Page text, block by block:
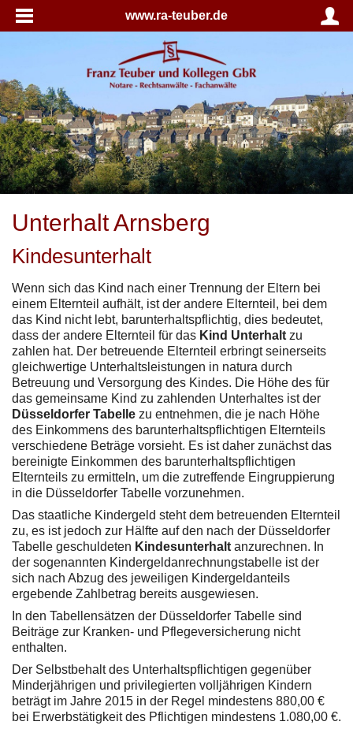
www.ra-teuber.de
Unterhalt Arnsberg
Kindesunterhalt
Wenn sich das Kind nach einer Trennung der Eltern bei
einem Elternteil aufhält, ist der andere Elternteil, bei dem
das Kind nicht lebt, barunterhaltspflichtig, dies bedeutet,
dass der andere Elternteil für das Kind Unterhalt zu
zahlen hat. Der betreuende Elternteil erbringt seinerseits
gleichwertige Unterhaltsleistungen in natura durch
Betreuung und Versorgung des Kindes. Die Höhe des für
das gemeinsame Kind zu zahlenden Unterhaltes ist der
Düsseldorfer Tabelle zu entnehmen, die je nach Höhe
des Einkommens des barunterhaltspflichtigen Elternteils
verschiedene Beträge vorsieht. Es ist daher zunächst das
bereinigte Einkommen des barunterhaltspflichtigen
Elternteils zu ermitteln, um die zutreffende Eingruppierung
in die Düsseldorfer Tabelle vorzunehmen.
Das staatliche Kindergeld steht dem betreuenden Elternteil
zu, es ist jedoch zur Hälfte auf den nach der Düsseldorfer
Tabelle geschuldeten Kindesunterhalt anzurechnen. In
der sogenannten Kindergeldanrechnungstabelle ist der
sich nach Abzug des jeweiligen Kindergeldanteils
ergebende Zahlbetrag bereits ausgewiesen.
In den Tabellensätzen der Düsseldorfer Tabelle sind
Beiträge zur Kranken- und Pflegeversicherung nicht
enthalten.
Der Selbstbehalt des Unterhaltspflichtigen gegenüber
Minderjährigen und privilegierten volljährigen Kindern
beträgt im Jahre 2015 in der Regel mindestens 880,00 €
bei Erwerbstätigkeit des Pflichtigen mindestens 1.080,00 €.